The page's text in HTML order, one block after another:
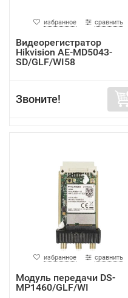
избранное сравнить
Видеорегистратор
Hikvision AE-MD5043-
SD/GLF/WI58
Звоните!
избранное сравнить
Модуль передачи DS-
MP1460/GLF/WI